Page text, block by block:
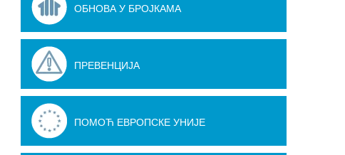
ОБНОВА У БРОЈКАМА
ПРЕВЕНЦИЈА
ПОМОЋ ЕВРОПСКЕ УНИЈЕ